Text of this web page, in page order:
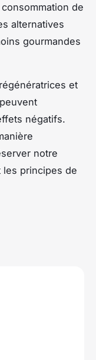
de
alternatives
gourmandes
et
peuvent
négatifs.
notre
principes de